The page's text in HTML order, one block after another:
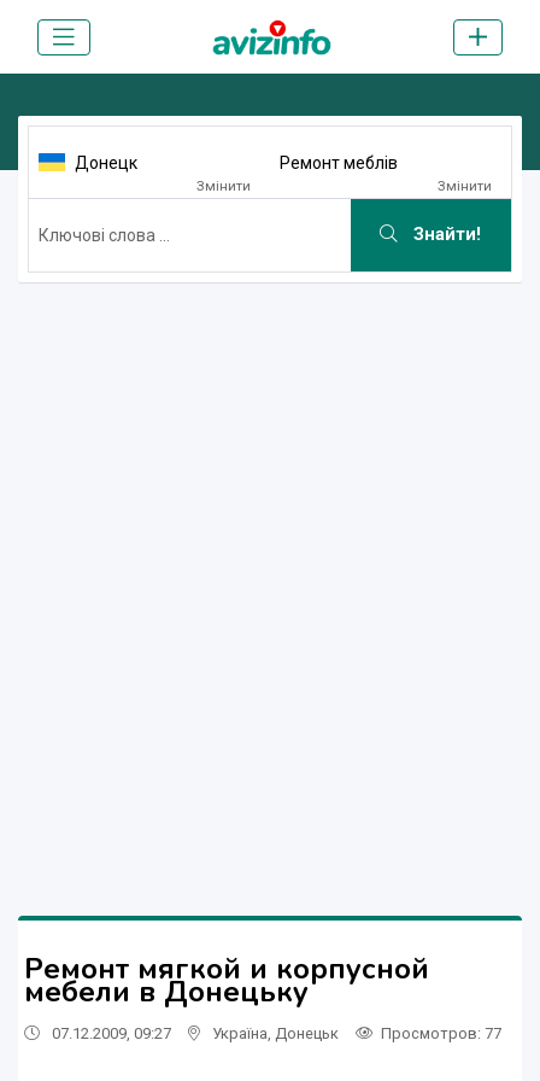
Донецк
Змінити
Ремонт меблів
Змінити
Знайти!
Ремонт мягкой и корпусной
мебели в Донецьку
07.12.2009, 09:27 Україна Донецьк Просмотров: 77